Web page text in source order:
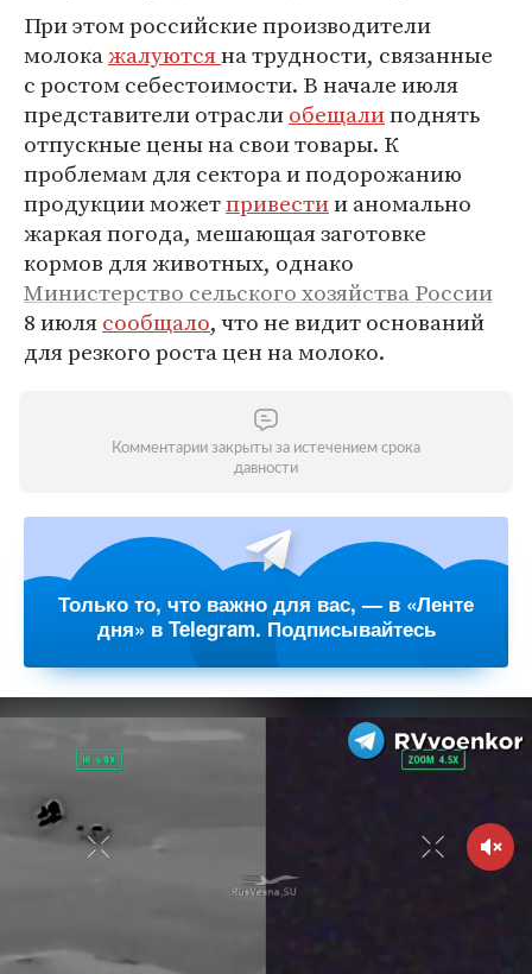
При этом российские производители
молокажалуютсяна трудности, связанные
с ростом себестоимости. В начале июля
представители отраслиобещалиподнять
отпускные цены на свои товары. К
проблемам для сектора и подорожанию
продукции можетпривестии аномально
жаркая погода, мешающая заготовке
кормов для животных, однако
Министерство сельского хозяйства России
8 июлясообщало, что не видит оснований
для резкого роста цен на молоко.
Комментарии закрыты за истечением срока
давности
Только то, что важно для вас, — в «Ленте
дня» в Telegram. Подписывайтесь